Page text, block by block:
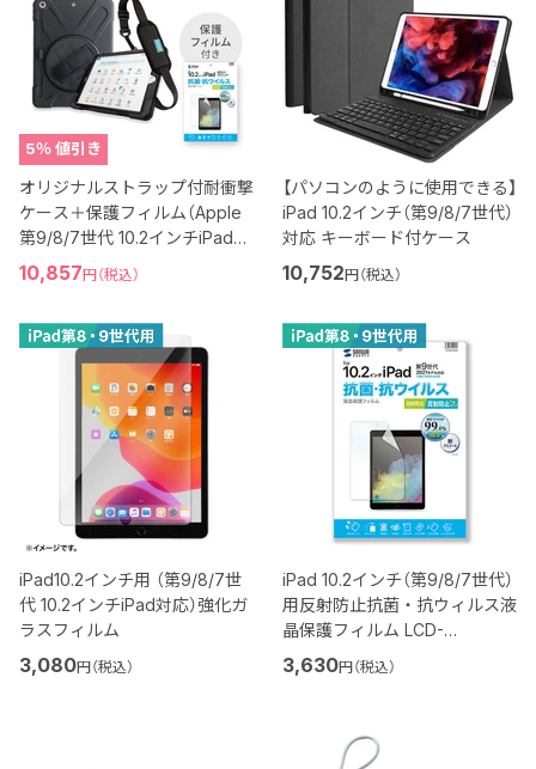
5％ 値引き
オリジナルストラップ付耐衝撃
ケース＋保護フィルム（Apple
第9/8/7世代 10.2インチiPad対
応）
現
の
価
10,857円（税込）
【パソコンのように使用できる】
iPad 10.2インチ（第9/8/7世代）
対応 キーボード付ケース
10,752円（税込）
iPad10.2インチ用 （第9/8/7世
代 10.2インチiPad対応）強化ガ
ラスフィルム
3,080円（税込）
iPad 10.2インチ（第9/8/7世代）
用反射防止抗菌・抗ウィルス液
晶保護フィルム LCD-
IPAD12ABVNG
3,630円（税込）